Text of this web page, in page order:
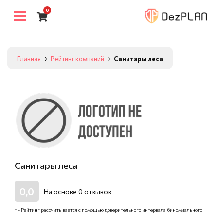
0
Главная Рейтинг компаний Санитары леса
Санитары леса
0,0 На основе 0 отзывов
* - Рейтинг рассчитывается с помощью доверительного интервала биномиального